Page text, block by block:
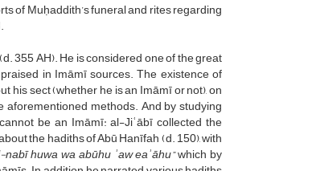
of Muḥaddith’s funeral and rites regarding
355 AH). He is considered one of the great
in Imāmī sources. The existence of
his sect (whether he is an Imāmī or not), on
methods. And by studying
be an Imāmī: al-Jiʿābī collected the
the hadiths of Abū Hanīfah (d. 150), with
huwa wa abūhu ʾaw eaʾāhu”which by